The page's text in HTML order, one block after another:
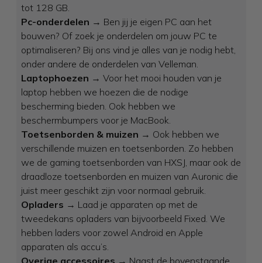
tot 128 GB.
Pc-onderdelen → Ben jij je eigen PC aan het
bouwen? Of zoek je onderdelen om jouw PC te
optimaliseren? Bij ons vind je alles van je nodig hebt,
onder andere de onderdelen van Velleman.
Laptophoezen → Voor het mooi houden van je
laptop hebben we hoezen die de nodige
bescherming bieden. Ook hebben we
beschermbumpers voor je MacBook.
Toetsenborden & muizen → Ook hebben we
verschillende muizen en toetsenborden. Zo hebben
we de gaming toetsenborden van HXSJ, maar ook de
draadloze toetsenborden en muizen van Auronic die
juist meer geschikt zijn voor normaal gebruik.
Opladers → Laad je apparaten op met de
tweedekans opladers van bijvoorbeeld Fixed. We
hebben laders voor zowel Android en Apple
apparaten als accu’s.
Overige accessoires → Naast de bovenstaande